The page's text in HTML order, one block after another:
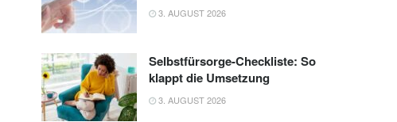
3. AUGUST 2026
Selbstfürsorge-Checkliste: So
klappt die Umsetzung
3. AUGUST 2026